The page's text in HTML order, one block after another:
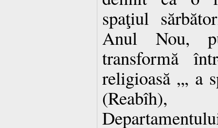
spaţiul
Anul Nou,
transformă
religioasă „, a
(Reabîh),